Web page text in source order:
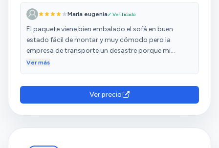
Maria eugenia✓ Verificado
El paquete viene bien embalado el sofá en buen
estado fácil de montar y muy cómodo pero la
empresa de transporte un desastre porque mi
dirección en el paquete iba bien puesta y la empresa
calle y casi dejan el paquete en otra casa que no es la
mía me an echo pasar una mañana de estrés
innecesario y encima ni un teléfono para poder
Ver más
Ver precio